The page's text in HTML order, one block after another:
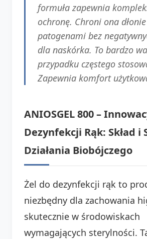
formuła zapewnia
ochronę. Chroni ona
patogenami bez
dla naskórka. To bardzo
przypadku częstego
Zapewnia komfort
ANIOSGEL 800 –
Dezynfekcji Rąk: Skład
Działania Biobójczego
Żel do dezynfekcji rąk to
niezbędny dla zachowania
skutecznie w środowiskach
wymagających sterylności.